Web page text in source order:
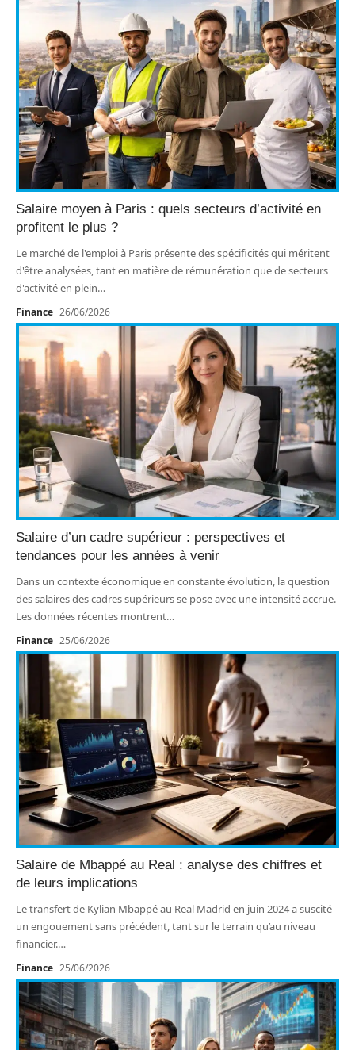
Salaire moyen à Paris : quels secteurs d’activité en
profitent le plus ?
Le marché de l'emploi à Paris présente des spécificités qui méritent
d'être analysées, tant en matière de rémunération que de secteurs
d'activité en plein…
Finance 26/06/2026
Salaire d’un cadre supérieur : perspectives et
tendances pour les années à venir
Dans un contexte économique en constante évolution, la question
des salaires des cadres supérieurs se pose avec une intensité accrue.
Les données récentes montrent…
Finance 25/06/2026
Salaire de Mbappé au Real : analyse des chiffres et
de leurs implications
Le transfert de Kylian Mbappé au Real Madrid en juin 2024 a suscité
un engouement sans précédent, tant sur le terrain qu’au niveau
financier.…
Finance 25/06/2026